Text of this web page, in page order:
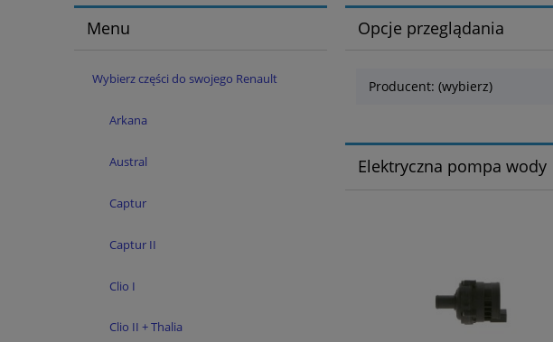
Menu
Wybierz części do swojego Renault
Arkana
Austral
Captur
Captur II
Clio I
Clio II + Thalia
Opcje przeglądania
Producent: (wybierz)
Elektryczna pompa wody